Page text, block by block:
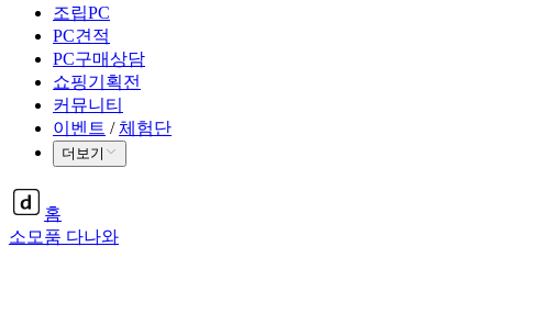
조립PC
PC견적
PC구매상담
쇼핑기획전
커뮤니티
이벤트 / 체험단
더보기
홈
소모품 다나와